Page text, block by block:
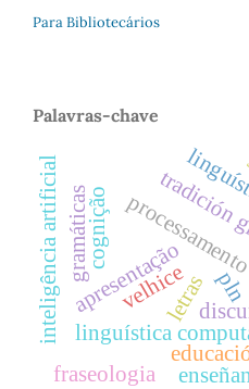
Para Bibliotecários
Palavras-chave
linguística
inteligência artificial letras
apresentação
cognição
gramáticas
fraseologia
pln
velhice